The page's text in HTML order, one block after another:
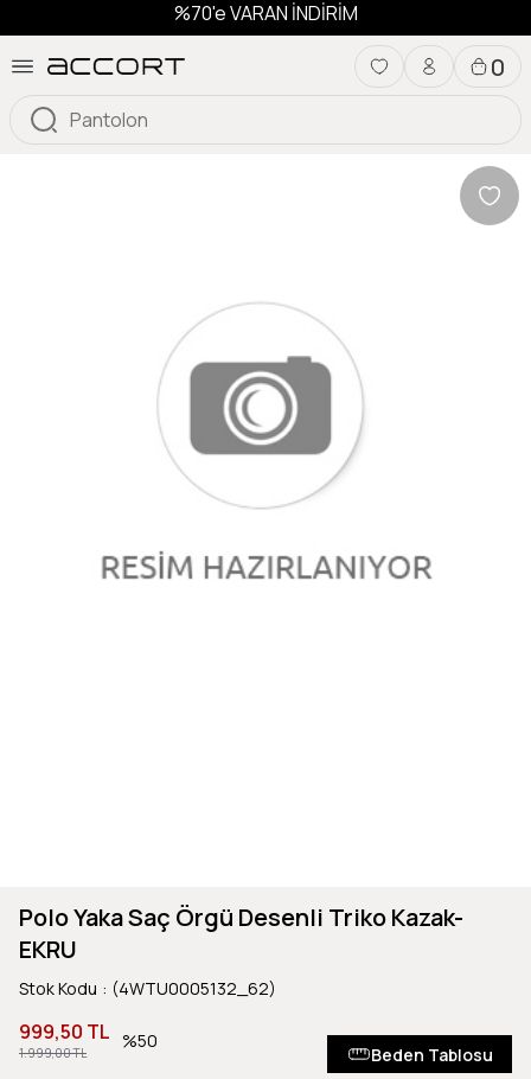
%70'e VARAN İNDİRİM
0
Polo Yaka Saç Örgü Desenli Triko Kazak-
EKRU
Stok Kodu (4WTU0005132_62)
1.999,00 TL
999,50 TL 50
Beden Tablosu